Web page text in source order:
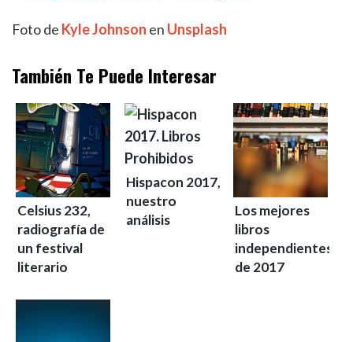
Foto de Kyle Johnson en Unsplash
También Te Puede Interesar
Celsius 232,
radiografía de
un festival
literario
Hispacon 2017,
nuestro
análisis
Los mejores
libros
independientes
de 2017